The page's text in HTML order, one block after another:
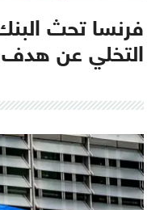
فرنسا تحث
التخلي عن هدف